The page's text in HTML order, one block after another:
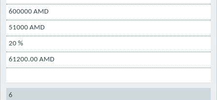
600000 AMD
51000 AMD
20 %
61200.00 AMD
6